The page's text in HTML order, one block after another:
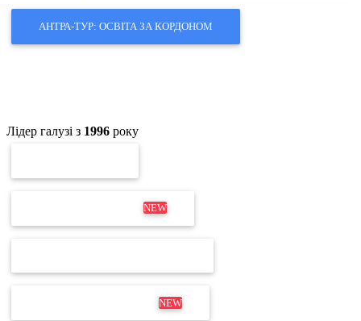
АНТРА-ТУР: ОСВІТА ЗА КОРДОНОМ
Лідер галузі з 1996 року
ОНОВЛЕННЯ MEDOCNEW
ДИСТРИБУТИВ М.Е.DOCNEW